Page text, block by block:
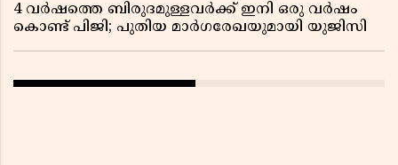
4 വർഷത്തെ ബിരുദമുള്ളവർക്ക് ഇനി ഒരു വർഷം
കൊണ്ട് പിജി; പുതിയ മാർഗരേഖയുമായി യുജിസി